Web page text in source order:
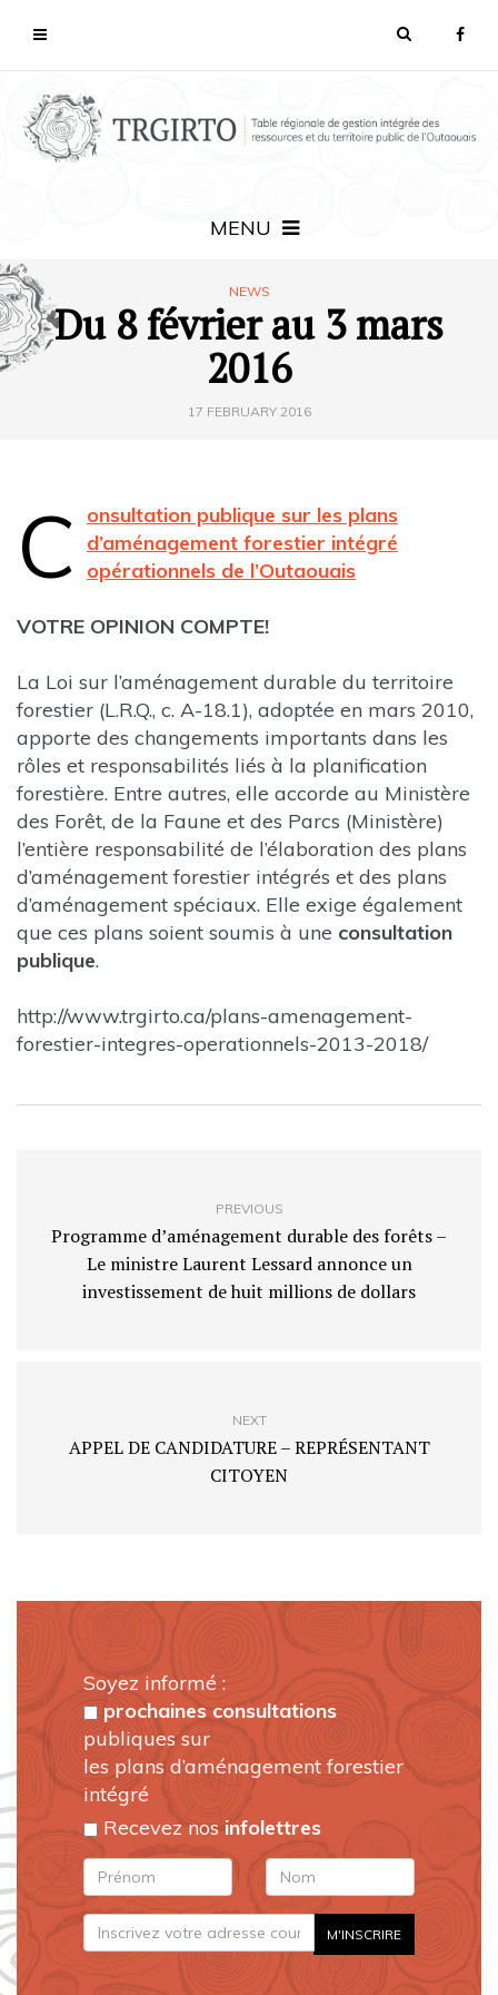
MENU
NEWS
Du 8 février au 3 mars
2016
17 FEBRUARY 2016
C
onsultation publique sur les plans
d’aménagement forestier intégré
opérationnels de l’Outaouais
VOTRE OPINION COMPTE!
La Loi sur l’aménagement durable du territoire
forestier (L.R.Q., c. A-18.1), adoptée en mars 2010,
apporte des changements importants dans les
rôles et responsabilités liés à la planification
forestière. Entre autres, elle accorde au Ministère
des Forêt, de la Faune et des Parcs (Ministère)
l’entière responsabilité de l’élaboration des plans
d’aménagement forestier intégrés et des plans
d’aménagement spéciaux. Elle exige également
que ces plans soient soumis à une consultation
publique.
http://www.trgirto.ca/plans-amenagement-
forestier-integres-operationnels-2013-2018/
PREVIOUS
Programme d’aménagement durable des forêts –
Le ministre Laurent Lessard annonce un
investissement de huit millions de dollars
NEXT
APPEL DE CANDIDATURE – REPRÉSENTANT
CITOYEN
Soyez informé :
prochaines consultations
publiques sur
les plans d’aménagement forestier
intégré
Recevez nosinfolettres